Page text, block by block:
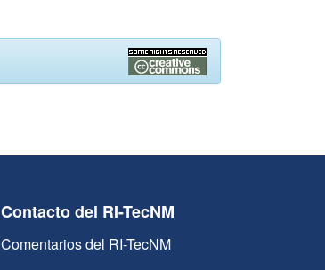
Contacto del RI-TecNM
Comentarios del RI-TecNM